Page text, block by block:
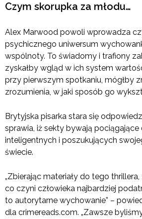
Czym skorupka za młodu…
Alex Marwood powoli wprowadza
psychicznego uniwersum
wspólnoty. To świadomy i trafiony
zyskałby wgląd w ich system
przy pierwszym spotkaniu, mógłby
zrozumienia, w jaki sposób go
Brytyjska pisarka stara się
sprawia, iż sekty bywają
inteligentnych i poszukujących
świecie.
„Zbierając materiały do tego
co czyni człowieka najbardziej
to autorytarne wychowanie” –
dla crimereads.com. „Zawsze